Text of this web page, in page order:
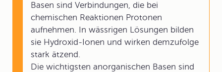
Basen sind Verbindungen, die bei
chemischen Reaktionen Protonen
aufnehmen. In wässrigen Lösungen bilden
sie Hydroxid-Ionen und wirken demzufolge
stark ätzend.
Die wichtigsten anorganischen Basen sind